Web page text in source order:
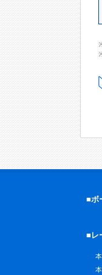
■ボ
■レ